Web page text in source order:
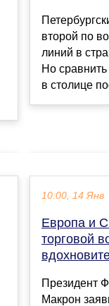
второй по
линий в
Но сравнить
в столице
10:00, 14 Янв
Европа и
торговой
Президент
Макрон